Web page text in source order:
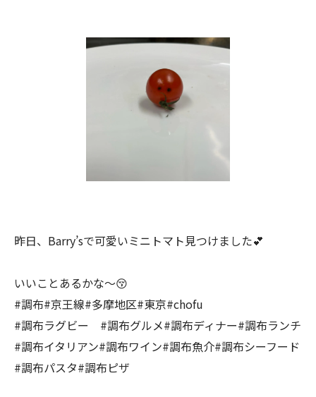
昨日、Barry’sで可愛いミニトマト見つけました💕
いいことあるかな～😚
#調布#京王線#多摩地区#東京#chofu
#調布ラグビー #調布グルメ#調布ディナー#調布ランチ
#調布イタリアン#調布ワイン#調布魚介#調布シーフード
#調布パスタ#調布ピザ